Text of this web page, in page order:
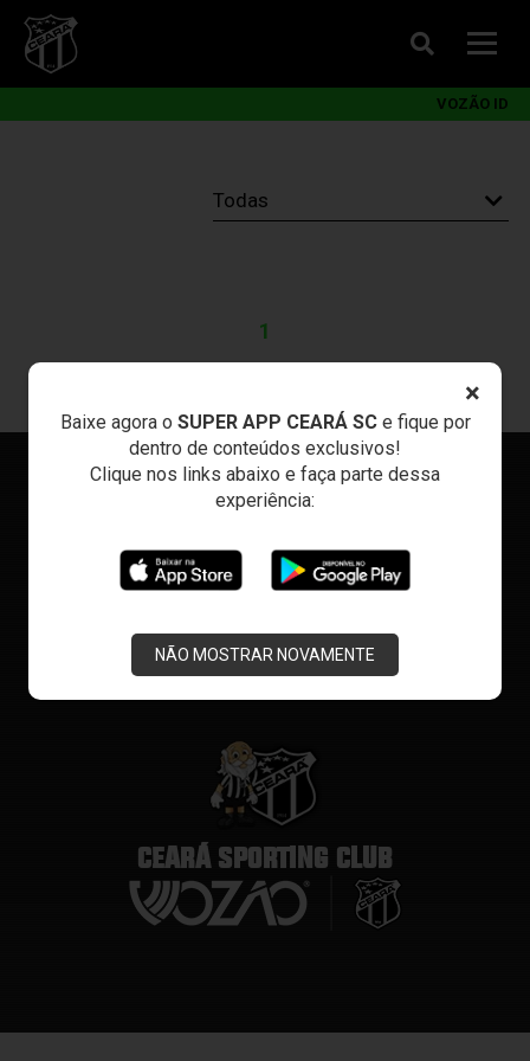
×
Baixe agora o SUPER APP CEARÁ SCe fique por
dentro de conteúdos exclusivos!
Clique nos links abaixo e faça parte dessa
experiência:
NÃO MOSTRAR NOVAMENTE
VOZÃO ID
1
CEARÁ SPORTING CLUB